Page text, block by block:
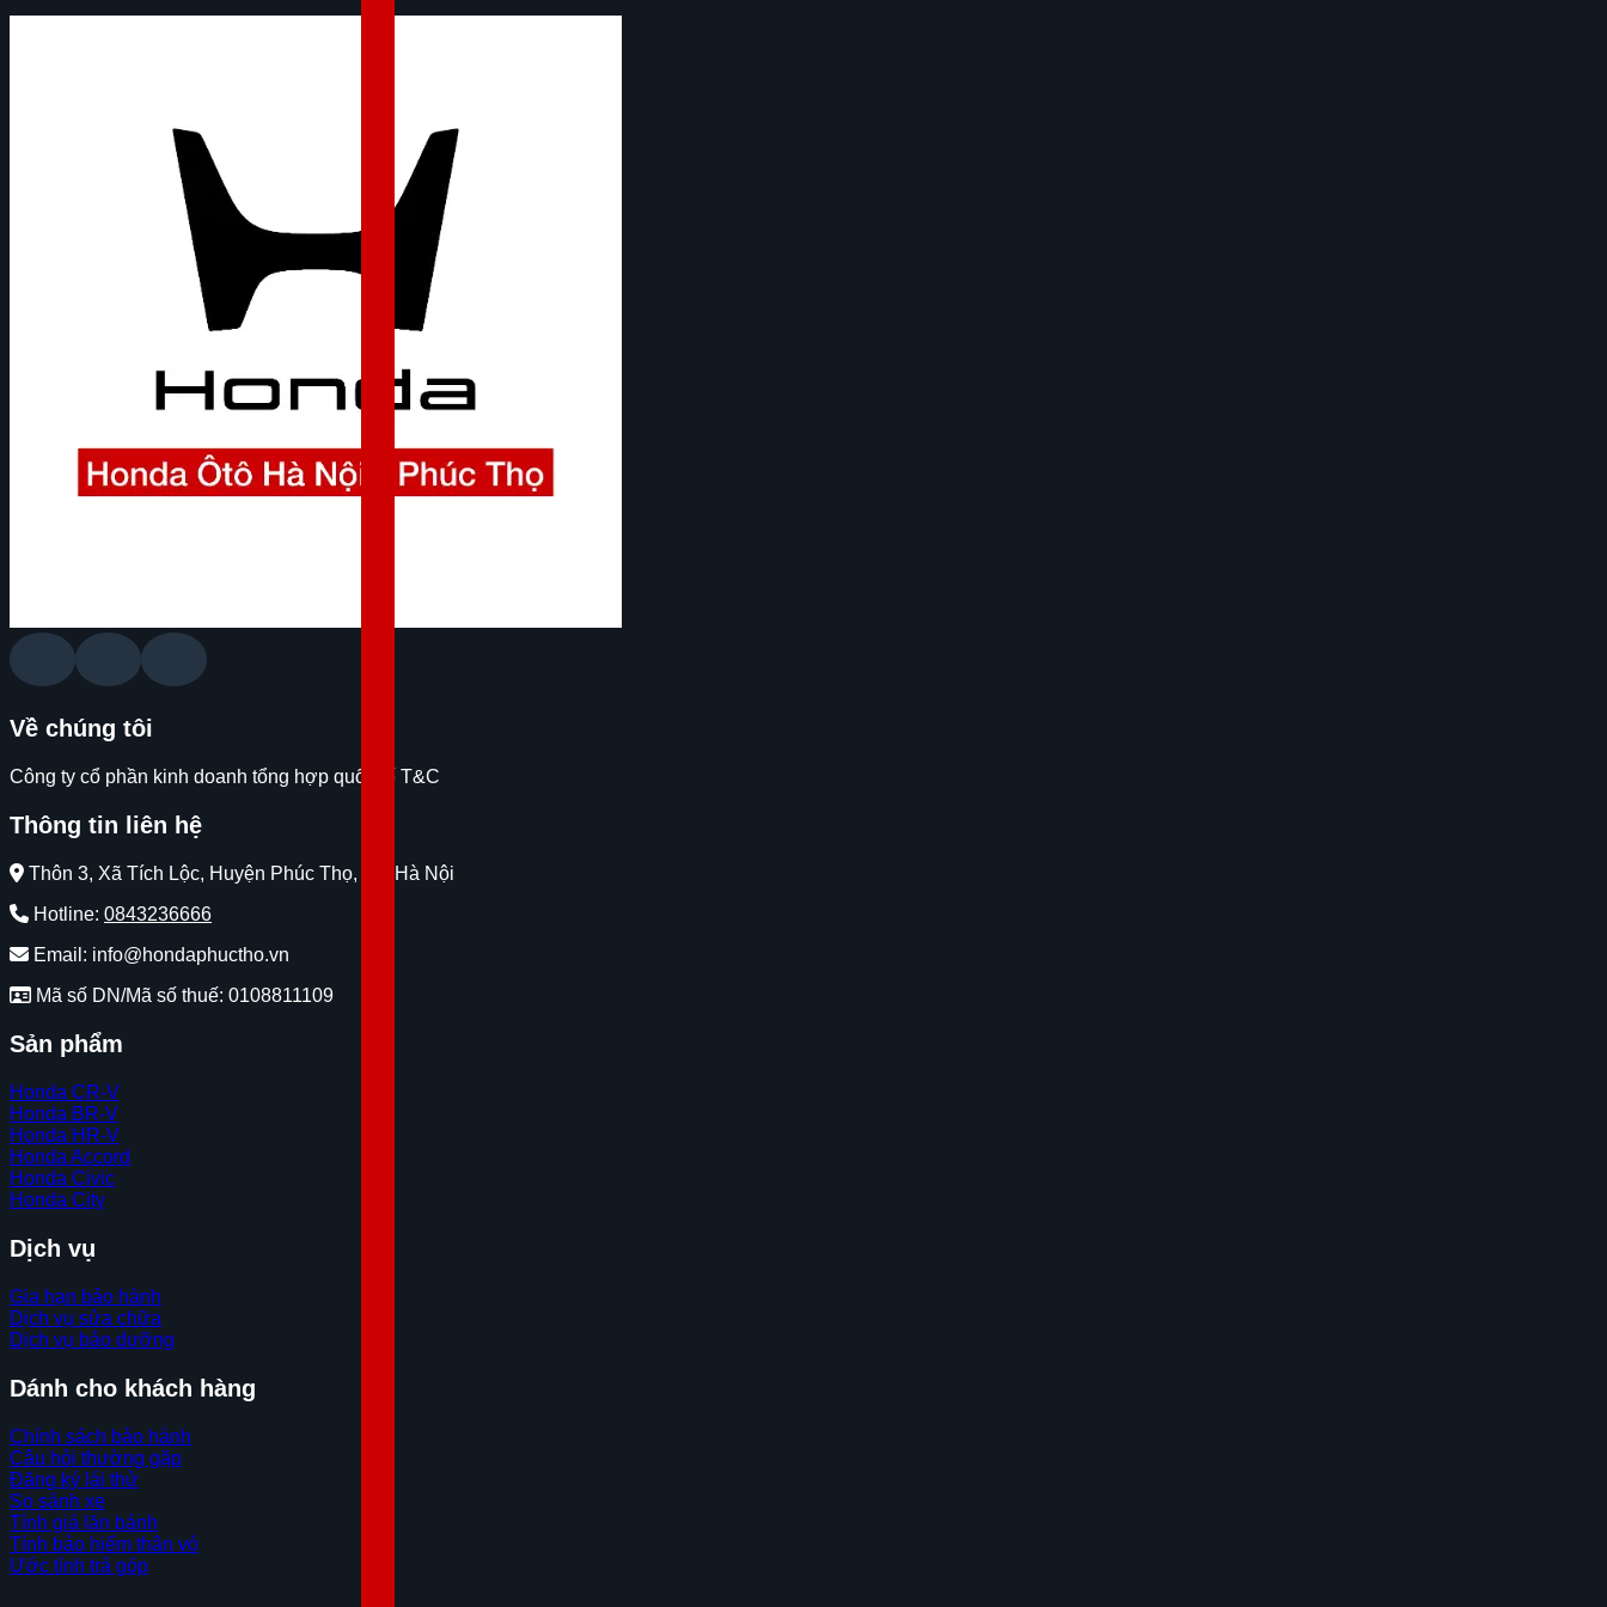
Về chúng tôi
Công ty cổ phần kinh doanh tổng hợp quốc tế T&C
Thông tin liên hệ
Thôn 3, Xã Tích Lộc, Huyện Phúc Thọ, Tp. Hà Nội
Hotline: 0843236666
Email: info@hondaphuctho.vn
Mã số DN/Mã số thuế: 0108811109
Sản phẩm
Honda CR-V
Honda BR-V
Honda HR-V
Honda Accord
Honda Civic
Honda City
Dịch vụ
Gia hạn bảo hành
Dịch vụ sửa chữa
Dịch vụ bảo dưỡng
Dánh cho khách hàng
Chính sách bảo hành
Câu hỏi thường gặp
Đăng ký lái thử
So sánh xe
Tính giá lăn bánh
Tính bảo hiểm thân vỏ
Ước tính trả góp